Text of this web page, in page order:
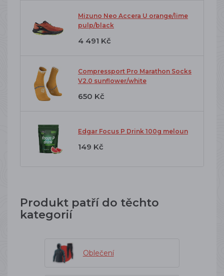
Mizuno Neo Accera U orange/lime
pulp/black
4 491 Kč
Compressport Pro Marathon Socks
V2.0 sunflower/white
650 Kč
Edgar Focus P Drink 100g meloun
149 Kč
Produkt patří do těchto
kategorií
Oblečení